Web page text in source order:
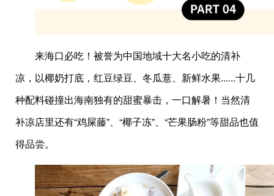
来海口必吃！被誉为中国地域十大名小吃的清补
凉，以椰奶打底，红豆绿豆、冬瓜薏、新鲜水果......十几
种配料碰撞出海南独有的甜蜜暴击，一口解暑！当然清
补凉店里还有“鸡屎藤”、“椰子冻”、“芒果肠粉”等甜品也值
得品尝。